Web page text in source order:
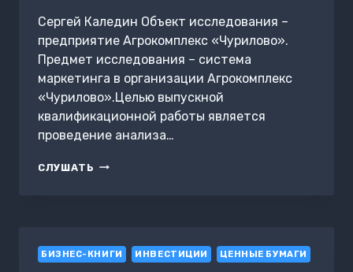
Сергей Каледин Объект исследования –
предприятие Агрокомплекс «Чурилово».
Предмет исследования – система
маркетинга в организации Агрокомплекс
«Чурилово».Целью выпускной
квалификационной работы является
проведение анализа…
СЛУШАТЬ УПРАВЛЕНИЕ
БИЗНЕС-КНИГИ ИНВЕСТИЦИИ ЦЕННЫЕ БУМАГИ